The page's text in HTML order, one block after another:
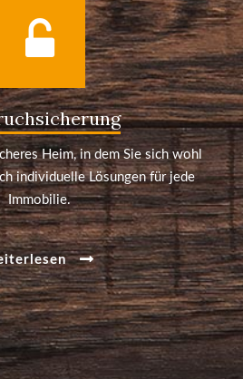
Heim, in dem Sie sich wohl
individuelle Lösungen für jede
Immobilie.